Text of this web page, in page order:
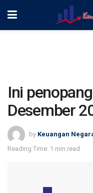
Ini
Desember
by Keuangan
Reading Time: 1 min read